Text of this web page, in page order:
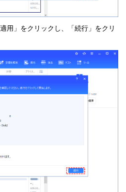
用」をクリックし、「続行」をクリ